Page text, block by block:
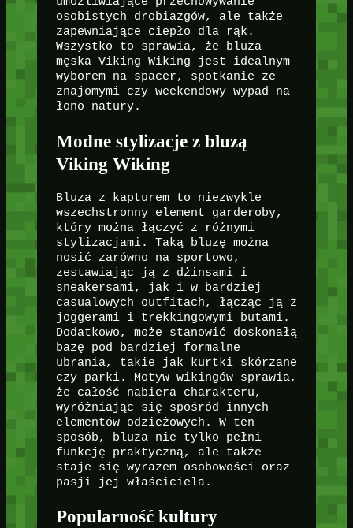
osobistych drobiazgów, ale także
zapewniające ciepło dla rąk.
Wszystko to sprawia, że bluza
męska Viking Wiking jest idealnym
wyborem na spacer, spotkanie ze
znajomymi czy weekendowy wypad na
łono natury.
Modne stylizacje z bluzą
Viking Wiking
Bluza z kapturem to niezwykle
wszechstronny element garderoby,
który można łączyć z różnymi
stylizacjami. Taką bluzę można
nosić zarówno na sportowo,
zestawiając ją z dżinsami i
sneakersami, jak i w bardziej
casualowych outfitach, łącząc ją z
joggerami i trekkingowymi butami.
Dodatkowo, może stanowić doskonałą
bazę pod bardziej formalne
ubrania, takie jak kurtki skórzane
czy parki. Motyw wikingów sprawia,
że całość nabiera charakteru,
wyróżniając się spośród innych
elementów odzieżowych. W ten
sposób, bluza nie tylko pełni
funkcję praktyczną, ale także
staje się wyrazem osobowości oraz
pasji jej właściciela.
Popularność kultury